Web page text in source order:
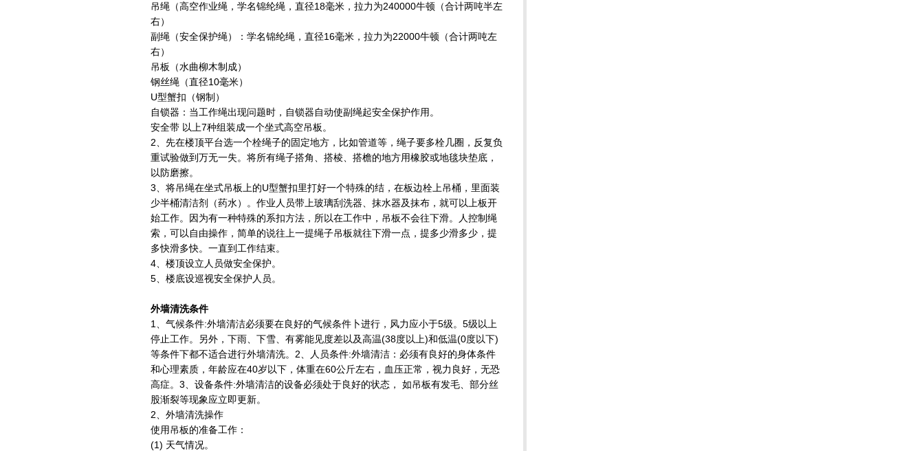
吊绳（高空作业绳，学名锦纶绳，直径18毫米，拉力为240000牛顿（合计两吨半左
右）
副绳（安全保护绳）：学名锦纶绳，直径16毫米，拉力为22000牛顿（合计两吨左
右）
吊板（水曲柳木制成）
钢丝绳（直径10毫米）
U型蟹扣（钢制）
自锁器：当工作绳出现问题时，自锁器自动使副绳起安全保护作用。
安全带 以上7种组装成一个坐式高空吊板。
2、先在楼顶平台选一个栓绳子的固定地方，比如管道等，绳子要多栓几圈，反复负
重试验做到万无一失。将所有绳子搭角、搭棱、搭檐的地方用橡胶或地毯块垫底，
以防磨擦。
3、将吊绳在坐式吊板上的U型蟹扣里打好一个特殊的结，在板边栓上吊桶，里面装
少半桶清洁剂（药水）。作业人员带上玻璃刮洗器、抹水器及抹布，就可以上板开
始工作。因为有一种特殊的系扣方法，所以在工作中，吊板不会往下滑。人控制绳
索，可以自由操作，简单的说往上一提绳子吊板就往下滑一点，提多少滑多少，提
多快滑多快。一直到工作结束。
4、楼顶设立人员做安全保护。
5、楼底设巡视安全保护人员。
外墙清洗条件
1、气候条件:外墙清洁必须要在良好的气候条件卜进行，风力应小于5级。5级以上
停止工作。另外，下雨、下雪、有雾能见度差以及高温(38度以上)和低温(0度以下)
等条件下都不适合进行外墙清洗。2、人员条件:外墙清洁：必须有良好的身体条件
和心理素质，年龄应在40岁以下，体重在60公斤左右，血压正常，视力良好，无恐
高症。3、设备条件:外墙清洁的设备必须处于良好的状态， 如吊板有发毛、部分丝
股渐裂等现象应立即更新。
2、外墙清洗操作
使用吊板的准备工作：
(1) 天气情况。